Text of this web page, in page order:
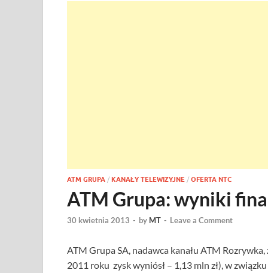
ATM GRUPA / KANAŁY TELEWIZYJNE / OFERTA NTC
ATM Grupa: wyniki
30 kwietnia 2013 - by MT - Leave a Comment
ATM Grupa SA, nadawca kanału ATM
2011 roku zysk wyniósł – 1,13 mln zł), w